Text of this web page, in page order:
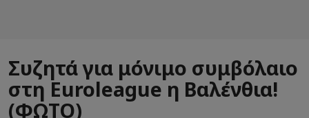
Συζητά για μόνιμο συμβόλαιο
στη Euroleague η Βαλένθια!
(ΦΩΤΟ)